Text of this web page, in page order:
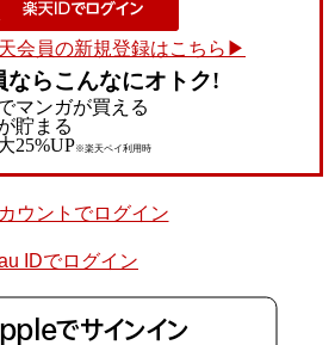
会員の新規登録はこちら▶
ならこんなにオトク!
マンガが買える
貯まる
25%UP※楽天ペイ利用時
ウントでログイン
IDでログイン
でサインイン